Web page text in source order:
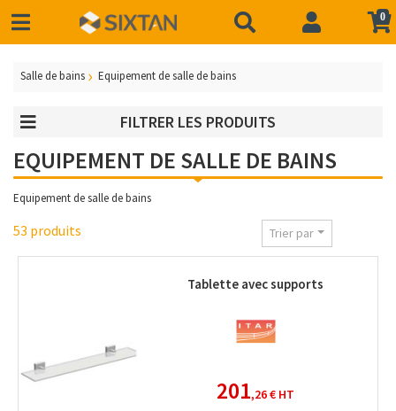
0
Salle de bains Equipement de salle de bains
FILTRER LES PRODUITS
EQUIPEMENT DE SALLE DE BAINS
Equipement de salle de bains
53 produits Trier par
Tablette avec supports
201,26 € HT